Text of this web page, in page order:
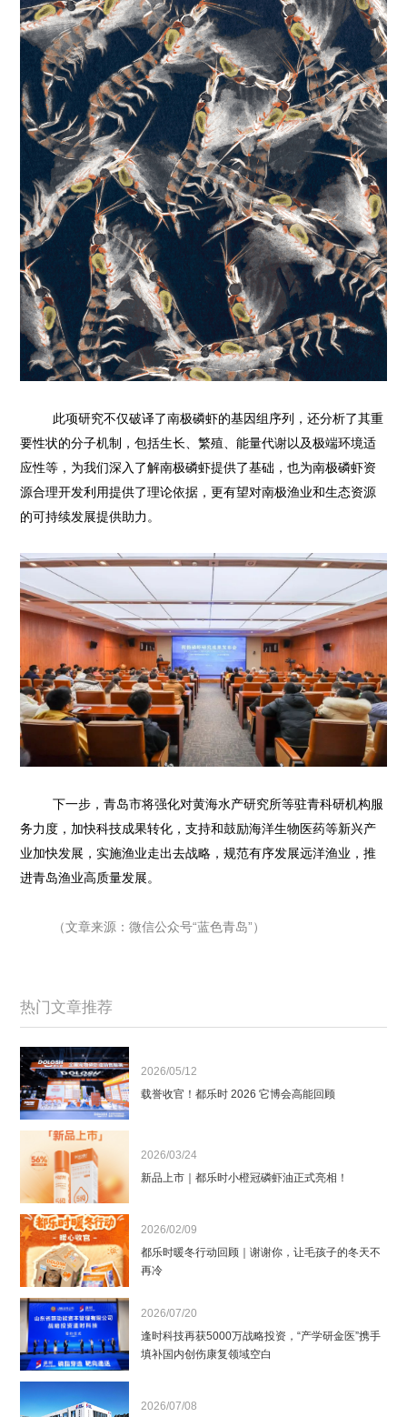
此项研究不仅破译了南极磷虾的基因组序列，还分析了其重
要性状的分子机制，包括生长、繁殖、能量代谢以及极端环境适
应性等，为我们深入了解南极磷虾提供了基础，也为南极磷虾资
源合理开发利用提供了理论依据，更有望对南极渔业和生态资源
的可持续发展提供助力。
下一步，青岛市将强化对黄海水产研究所等驻青科研机构服
务力度，加快科技成果转化，支持和鼓励海洋生物医药等新兴产
业加快发展，实施渔业走出去战略，规范有序发展远洋渔业，推
进青岛渔业高质量发展。
（文章来源：微信公众号“蓝色青岛”）
热门文章推荐
2026/05/12
载誉收官！都乐时 2026 它博会高能回顾
2026/03/24
新品上市｜都乐时小橙冠磷虾油正式亮相！
2026/02/09
都乐时暖冬行动回顾｜谢谢你，让毛孩子的冬天不
再冷
2026/07/20
逢时科技再获5000万战略投资，“产学研金医”携手
填补国内创伤康复领域空白
2026/07/08